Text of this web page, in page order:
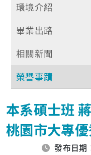
環境介紹
畢業出路
相關新聞
榮譽事蹟
本系碩士班
桃園市大專
發布日期